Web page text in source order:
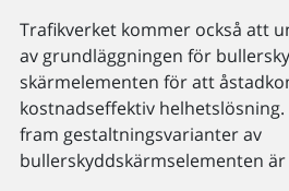
Trafikverket kommer också att
av grundläggningen för
skärmelementen för att
kostnadseffektiv
fram gestaltningsvarianter av
bullerskyddskärmselementen